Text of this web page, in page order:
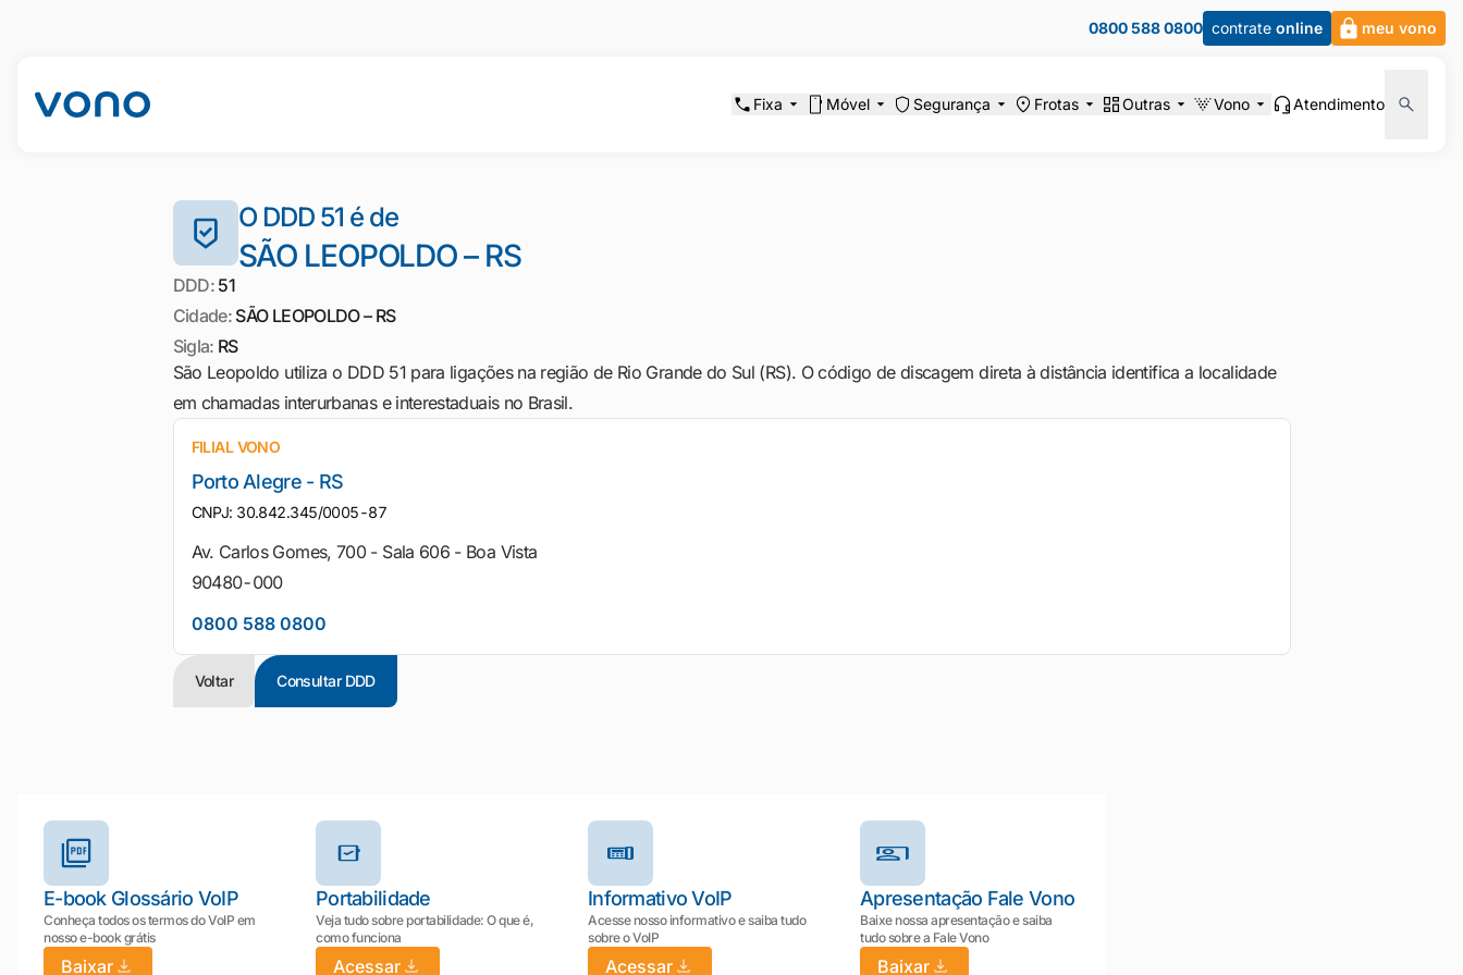
0800 588 0800 contrate online meu vono
Fixa Móvel Segurança Frotas Outras Vono Atendimento
O DDD 51 é de
SÃO LEOPOLDO – RS
DDD:51
Cidade: SÃO LEOPOLDO – RS
Sigla: RS
São Leopoldo utiliza o DDD 51 para ligações na região de Rio Grande do Sul (RS). O código de discagem direta à distância identifica a localidade
em chamadas interurbanas e interestaduais no Brasil.
FILIAL VONO
Porto Alegre - RS
CNPJ: 30.842.345/0005-87
Av. Carlos Gomes, 700 - Sala 606 - Boa Vista
90480-000
0800 588 0800
Voltar Consultar DDD
E-book Glossário VoIP
Conheça todos os termos do VoIP em
nosso e-book grátis
Baixar
Portabilidade
Veja tudo sobre portabilidade: O que é,
como funciona
Acessar
Informativo VoIP
Acesse nosso informativo e saiba tudo
sobre o VoIP
Acessar
Apresentação Fale Vono
Baixe nossa apresentação e saiba
tudo sobre a Fale Vono
Baixar